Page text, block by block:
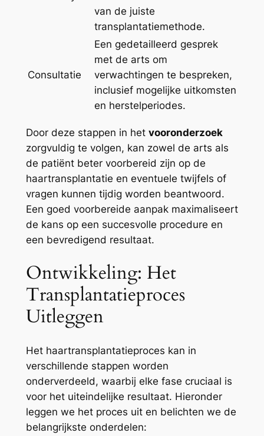
van de juiste
transplantatiemethode.
Consultatie
Een gedetailleerd gesprek
met de arts om
verwachtingen te bespreken,
inclusief mogelijke uitkomsten
en herstelperiodes.
Door deze stappen in het vooronderzoek
zorgvuldig te volgen, kan zowel de arts als
de patiënt beter voorbereid zijn op de
haartransplantatie en eventuele twijfels of
vragen kunnen tijdig worden beantwoord.
Een goed voorbereide aanpak maximaliseert
de kans op een succesvolle procedure en
een bevredigend resultaat.
Ontwikkeling: Het
Transplantatieproces
Uitleggen
Het haartransplantatieproces kan in
verschillende stappen worden
onderverdeeld, waarbij elke fase cruciaal is
voor het uiteindelijke resultaat. Hieronder
leggen we het proces uit en belichten we de
belangrijkste onderdelen: